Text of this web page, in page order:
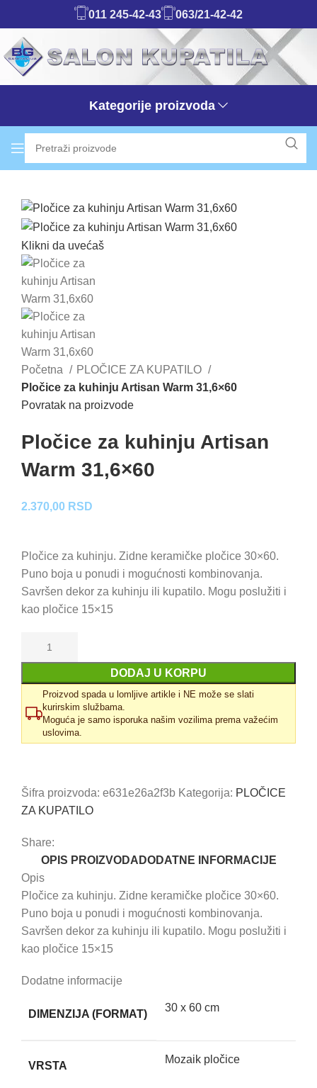
011 245-42-43 063/21-42-42
Kategorije proizvoda
Klikni da uvećaš
Početna
PLOČICE ZA KUPATILO
Pločice za kuhinju Artisan Warm 31,6×60
Povratak na proizvode
Pločice za kuhinju Artisan
Warm 31,6×60
2.370,00 RSD
Pločice za kuhinju. Zidne keramičke pločice 30×60.
Puno boja u ponudi i mogućnosti kombinovanja.
Savršen dekor za kuhinju ili kupatilo. Mogu poslužiti i
kao pločice 15×15
DODAJ U KORPU
Proizvod spada u lomljive artikle i NE može se slati
kurirskim službama.
Moguća je samo isporuka našim vozilima prema važećim
uslovima.
Šifra proizvoda: e631e26a2f3b Kategorija: PLOČICE
ZA KUPATILO
Share:
OPIS PROIZVODA DODATNE INFORMACIJE
Opis
Pločice za kuhinju. Zidne keramičke pločice 30×60.
Puno boja u ponudi i mogućnosti kombinovanja.
Savršen dekor za kuhinju ili kupatilo. Mogu poslužiti i
kao pločice 15×15
Dodatne informacije
DIMENZIJA (FORMAT)
30 x 60 cm
VRSTA
Mozaik pločice